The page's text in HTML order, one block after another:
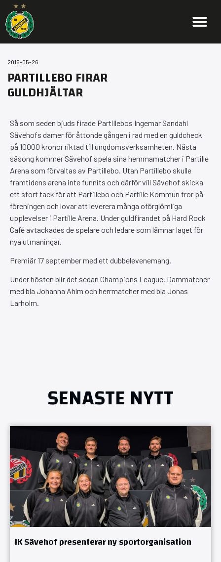
2016-05-26
PARTILLEBO FIRAR
GULDHJÄLTAR
Så som seden bjuds firade Partillebos Ingemar Sandahl
Sävehofs damer för åttonde gången i rad med en guldcheck
på 10000 kronor riktad till ungdomsverksamheten. Nästa
säsong kommer Sävehof spela sina hemmamatcher i Partille
Arena som förvaltas av Partillebo. Utan Partillebo skulle
framtidens arena inte funnits och därför vill Sävehof skicka
ett stort tack för att Partillebo och Partille Kommun tror på
föreningen och lovar att leverera många oförglömliga
upplevelser i Partille Arena. Under guldfirandet på Hard Rock
Café avtackades de spelare och ledare som lämnar laget för
nya utmaningar.
Premiär 17 september med ett dubbelevenemang.
Under hösten blir det sedan Champions League, Dammatcher
med bla Johanna Ahlm och herrmatcher med bla Jonas
Larholm.
SENASTE NYTT
IK Sävehof presenterar ny sportorganisation